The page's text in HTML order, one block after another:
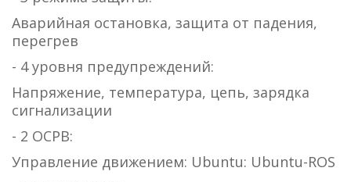
Аварийная остановка, защита от падения,
перегрев
- 4 уровня предупреждений:
Напряжение, температура, цепь, зарядка
сигнализации
- 2 ОСРВ:
Управление движением: Ubuntu: Ubuntu-ROS